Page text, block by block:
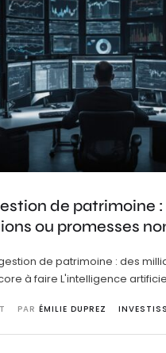
de patrimoine
ou promesses
de patrimoine : des
à faire L'intelligence
PAR ÉMILIE DUPREZ